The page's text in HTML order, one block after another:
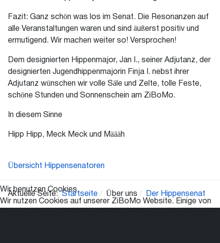
Fazit: Ganz schön was los im Senat. Die Resonanzen auf
alle Veranstaltungen waren und sind äußerst positiv und
ermutigend. Wir machen weiter so! Versprochen!
Dem designierten Hippenmajor, Jan I., seiner Adjutanz, der
designierten Jugendhippenmajorin Finja I. nebst ihrer
Adjutanz wünschen wir volle Säle und Zelte, tolle Feste,
schöne Stunden und Sonnenschein am ZiBoMo.
In diesem Sinne
Hipp Hipp, Meck Meck und Määäh
Übersicht Hippensenatoren
Aktuelle Seite:Startseite Über uns Der Hippensenat
Wir benutzen Cookies
Wir nutzen Cookies auf unserer ZiBoMo Website. Einige von